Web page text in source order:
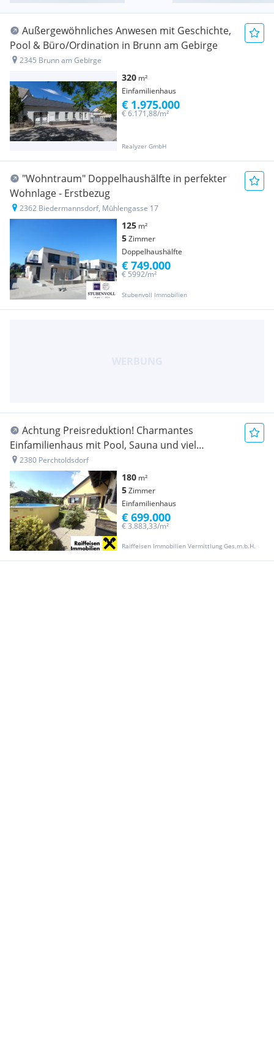
Außergewöhnliches Anwesen mit Geschichte,
Pool & Büro/Ordination in Brunn am Gebirge
2345 Brunn am Gebirge
320 m²
Einfamilienhaus
Realyzer GmbH
€ 6.171,88/m²
€ 1.975.000
"Wohntraum" Doppelhaushälfte in perfekter
Wohnlage - Erstbezug
2362 Biedermannsdorf, Mühlengasse 17
125 m²
5Zimmer
Doppelhaushälfte
Stubenvoll Immobilien
€ 5992/m²
€ 749.000
Achtung Preisreduktion! Charmantes
Einfamilienhaus mit Pool, Sauna und viel
Potenzial!
2380 Perchtoldsdorf
180 m²
5Zimmer
Einfamilienhaus
Raiffeisen Immobilien Vermittlung Ges.m.b.H.
€ 3.883,33/m²
€ 699.000